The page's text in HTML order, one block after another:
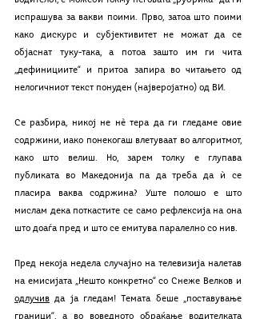
испрашува за вакви поими. Прво, затоа што поими
како дискурс и субјективитет не можат да се
објаснат туку-така, а потоа зашто им ги чита
„дефинициите“ и притоа запира во читањето од
нелогичниот текст понуден (најверојатно) од ВИ.
Се разбира, никој не нѐ тера да ги гледаме овие
содржини, иако понекогаш влетуваат во алгоритмот,
како што велиш. Но, зарем толку е глупава
публиката во Македонија па да треба да ѝ се
пласира ваква содржина? Уште полошо е што
мислам дека поткастите се само рефлексија на она
што доаѓа пред и што се емитува паралелно со нив.
Пред некоја недела случајно на телевизија налетав
одлучив да ја гледам! Темата беше „поставување
граници“, а во воведното обраќање водителката